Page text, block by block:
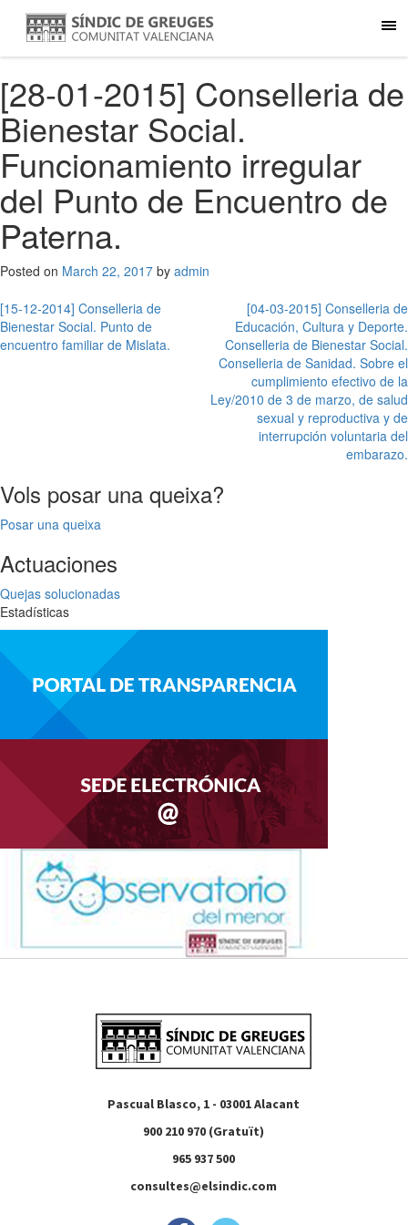
[28-01-2015] Conselleria de
Bienestar Social.
Funcionamiento irregular
del Punto de Encuentro de
Paterna.
Posted on March 22, 2017 by admin
Post
navigation
[15-12-2014] Conselleria de
Bienestar Social. Punto de
encuentro familiar de Mislata.
[04-03-2015] Conselleria de
Educación, Cultura y Deporte.
Conselleria de Bienestar Social.
Conselleria de Sanidad. Sobre el
cumplimiento efectivo de la
Ley/2010 de 3 de marzo, de salud
sexual y reproductiva y de
interrupción voluntaria del
embarazo.
Vols posar una queixa?
Posar una queixa
Actuaciones
Quejas solucionadas
Estadísticas
Pascual Blasco, 1 - 03001 Alacant
900 210 970 (Gratuït)
965 937 500
consultes@elsindic.com